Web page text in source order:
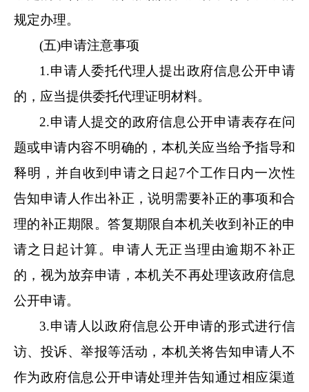
规定办理。
(五)申请注意事项
1.申请人委托代理人提出政府信息公开申请
的，应当提供委托代理证明材料。
2.申请人提交的政府信息公开申请表存在问
题或申请内容不明确的，本机关应当给予指导和
释明，并自收到申请之日起7个工作日内一次性
告知申请人作出补正，说明需要补正的事项和合
理的补正期限。答复期限自本机关收到补正的申
请之日起计算。申请人无正当理由逾期不补正
的，视为放弃申请，本机关不再处理该政府信息
公开申请。
3.申请人以政府信息公开申请的形式进行信
访、投诉、举报等活动，本机关将告知申请人不
作为政府信息公开申请处理并告知通过相应渠道